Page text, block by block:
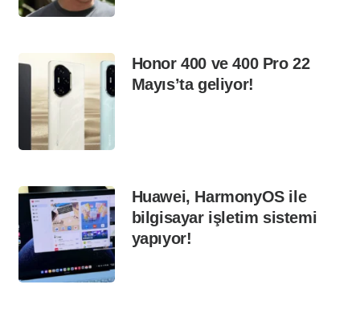
Honor 400 ve 400 Pro 22
Mayıs’ta geliyor!
Huawei, HarmonyOS ile
bilgisayar işletim sistemi
yapıyor!